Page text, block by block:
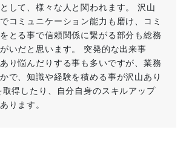
して、様々な人と関われます。 沢山
コミュニケーション能力も磨け、コミ
とる事で信頼関係に繋がる部分も総務
いだと思います。 突発的な出来事
り悩んだりする事も多いですが、業務
で、知識や経験を積める事が沢山あり
取得したり、自分自身のスキルアップ
ります。